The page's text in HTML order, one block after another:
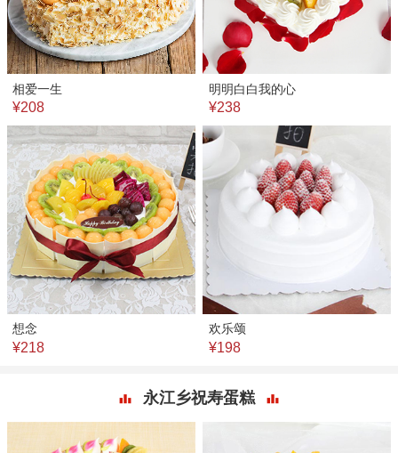
相爱一生
¥208
明明白白我的心
¥238
想念
¥218
欢乐颂
¥198
永江乡祝寿蛋糕